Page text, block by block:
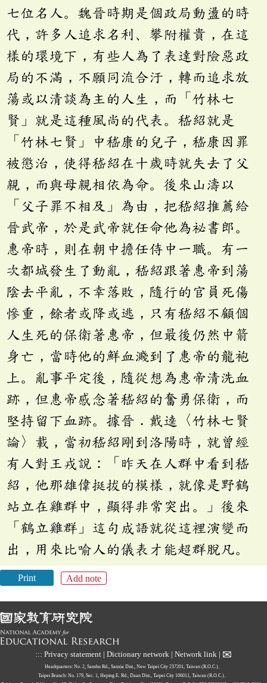
七位名人。魏晉時期是個政局動盪的時
代，許多人追求名利、攀附權貴，在這
樣的環境下，有些人為了表達對險惡政
局的不滿，不願同流合汙，轉而追求放
蕩或以清談為主的人生，而「竹林七
賢」就是這種風尚的代表。嵇紹就是
「竹林七賢」中嵇康的兒子，嵇康因罪
被懲治，使得嵇紹在十歲時就失去了父
親，而與母親相依為命。後來山濤以
「父子罪不相及」為由，把嵇紹推薦給
晉武帝，於是武帝就任命他為祕書郎。
惠帝時，則在朝中擔任侍中一職。有一
次都城發生了動亂，嵇紹跟著惠帝到蕩
陰去平亂，不幸落敗，隨行的官員死傷
慘重，餘者或降或逃，只有嵇紹不顧個
人生死的保衛著惠帝，但最後仍然中箭
身亡，當時他的鮮血濺到了惠帝的龍袍
上。亂事平定後，隨從想為惠帝清洗血
跡，但惠帝感念著嵇紹的奮勇保衛，而
堅持留下血跡。據晉．戴逵〈竹林七賢
論〉載，當初嵇紹剛到洛陽時，就曾經
有人對王戎說：「昨天在人群中看到嵇
紹，他那雄偉挺拔的模樣，就像是野鶴
站立在雞群中，顯得非常突出。」後來
「鶴立雞群」這句成語就從這裡演變而
出，用來比喻人的儀表才能超群脫凡。
Print Add note
::: Privacy statement | Dictionary network | Network link | ✉
Headquarters: No. 2, Sanshu Rd., Sanxia Dist., New Taipei City 237201, Taiwan (R.O.C.)、
Taipei Branch: No. 179, Sec. 1, Heping E. Rd., Daan Dist., Taipei City 106011, Taiwan (R.O.C.)、